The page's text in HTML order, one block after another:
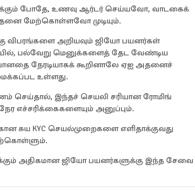
போதே, உணவு ஆர்டர் செய்யவோ, வாடகைக்
மேற்கொள்ளவோ முடியும்.
விபரங்களை அறியவும் ஜியோ பயனர்கள்
பல்வேறு மெனுக்களைத் தேட வேண்டிய
நேரடியாகக் கூறினாலே ஏஐ அதனைச்
உள்ளது.
செய்தால், இந்தச் செயலி சரியான ரோமிங்
எச்சரிக்கைகளையும் அனுப்பும்.
சுய KYC செயல்முறைகளை எளிதாக்குவது
அதிகமான ஜியோ பயனர்களுக்கு இந்த சேவை